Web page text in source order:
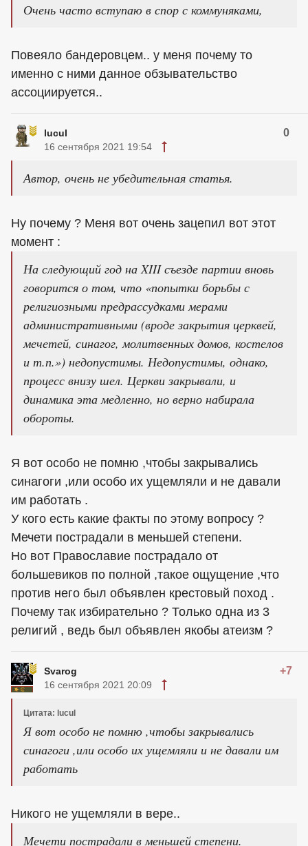
Очень часто вступаю в спор с коммуняками,
Повеяло бандеровцем.. у меня почему то
именно с ними данное обзывательство
ассоциируется..
lucul 0
16 сентября 2021 19:54
Автор, очень не убедительная статья.
Ну почему ? Меня вот очень зацепил вот этот
момент :
На следующий год на XIII съезде партии вновь
говорится о том, что «попытки борьбы с
религиозными предрассудками мерами
административными (вроде закрытия церквей,
мечетей, синагог, молитвенных домов, костелов
и т.п.») недопустимы. Недопустимы, однако,
процесс внизу шел. Церкви закрывали, и
динамика эта медленно, но верно набирала
обороты.
Я вот особо не помню ,чтобы закрывались
синагоги ,или особо их ущемляли и не давали
им работать .
У кого есть какие факты по этому вопросу ?
Мечети пострадали в меньшей степени.
Но вот Православие пострадало от
большевиков по полной ,такое ощущение ,что
против него был объявлен крестовый поход .
Почему так избирательно ? Только одна из 3
религий , ведь был объявлен якобы атеизм ?
Svarog +7
16 сентября 2021 20:09
Цитата: lucul
Я вот особо не помню ,чтобы закрывались
синагоги ,или особо их ущемляли и не давали им
работать
Никого не ущемляли в вере..
Мечети пострадали в меньшей степени.